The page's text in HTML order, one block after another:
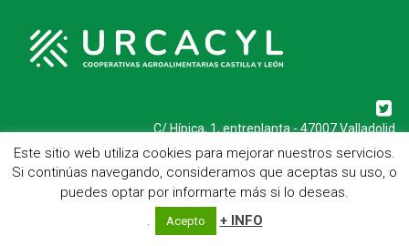
C/ Hípica, 1, entreplanta - 47007 Valladolid
Telf.: 983 23 95 15 - Fax: 983 22 23 56 -
Aviso Legal
Este sitio web utiliza cookies para mejorar nuestros servicios.
Si continúas navegando, consideramos que aceptas su uso, o
puedes optar por informarte más si lo deseas.
.
Acepto + INFO